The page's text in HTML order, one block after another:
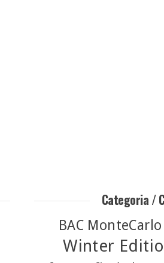
Categoria /
BAC
Winter